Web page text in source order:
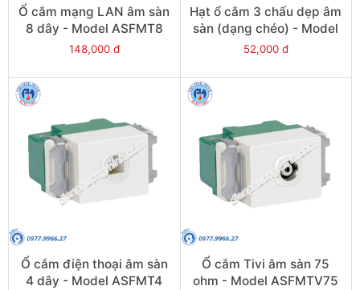
Ổ cắm mạng LAN âm sàn
8 dây - Model ASFMT8
148,000 đ
Hạt ổ cắm 3 chấu dẹp âm
sàn (dạng chéo) - Model
ASFMU10X
52,000 đ
Ổ cắm điện thoại âm sàn
4 dây - Model ASFMT4
Ổ cắm Tivi âm sàn 75
ohm - Model ASFMTV75